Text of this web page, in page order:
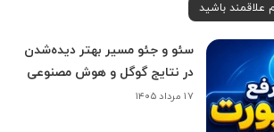
علاقمند باشید
سئو و جئو مسیر بهتر دیده‌شدن
در نتایج گوگل و هوش مصنوعی
۱۷ مرداد ۱۴۰۵